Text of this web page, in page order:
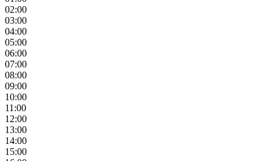
02:00
03:00
04:00
05:00
06:00
07:00
08:00
09:00
10:00
11:00
12:00
13:00
14:00
15:00